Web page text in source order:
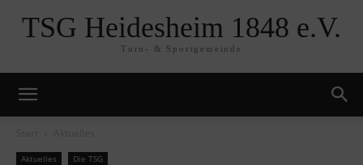
TSG Heidesheim 1848 e.V.
Turn- & Sportgemeinde
Aktuelles Die TSG